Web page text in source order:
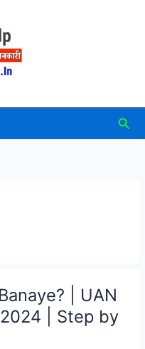
| UAN
2024 | Step by